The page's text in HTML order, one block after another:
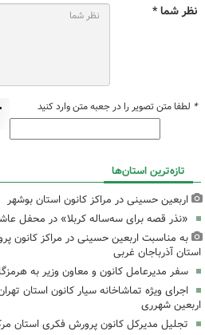
نظر شما *
* لطفا متن تصویر را در جعبه متن وارد کنید
تازه‌ترین استان‌ها
اربعین حسینی در مراکز کانون استان بوشهر
«نذر قصه برای سه‌ساله کربلا» در محفل
به مناسبت اربعین حسینی در مراکز کانون
استان آذرباجان غربی
سفر مدیرعامل کانون و معاون وزیر به
اجرای ویژه تماشاخانه سیار کانون استان
اربعین شهرری
تجلیل مدیرکل کانون پرورش فکری استان